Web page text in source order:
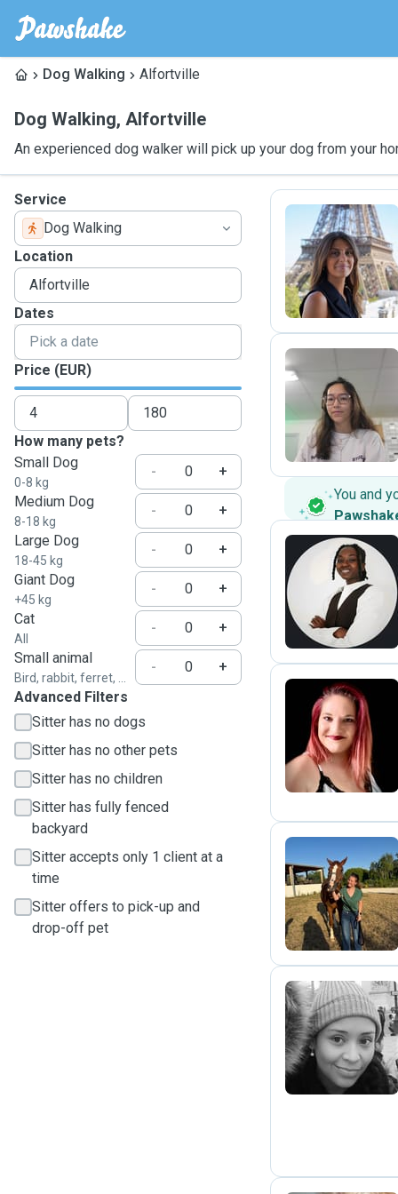
Dog Walking Alfortville
Dog Walking, Alfortville
An experienced dog walker will pick up your dog from your
Service
Dog Walking
Location
Dates
Price (EUR)
How many pets?
Small Dog
0-8 kg
-
+
Medium Dog
8-18 kg
-
+
Large Dog
18-45 kg
-
+
Giant Dog
+45 kg
-
+
Cat
All
-
+
Small animal
Bird, rabbit, ferret, ...
-
+
Advanced Filters
Sitter has no dogs
Sitter has no other pets
Sitter has no children
Sitter has fully fenced
backyard
Sitter accepts only 1 client at a
time
Sitter offers to pick-up and
drop-off pet
S
C
You and
Y
C
C
P